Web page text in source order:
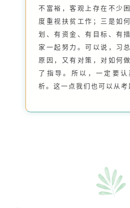
不富裕，客观上存在不少
度重视扶贫工作；三是如
划、有资金、有目标、有
家一起努力。可以说，习
原因，又有对策，对如何
了指导。所以，一定要
析。这一点我们也可以从考